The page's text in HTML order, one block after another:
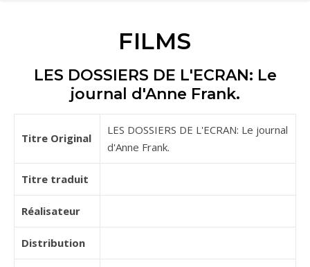
FILMS
LES DOSSIERS DE L'ECRAN: Le
journal d'Anne Frank.
Titre Original
LES DOSSIERS DE L'ECRAN: Le journal
d'Anne Frank.
Titre traduit
Réalisateur
Distribution